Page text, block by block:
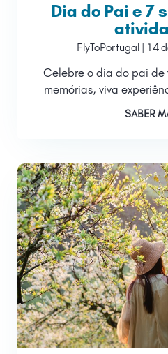
Dia do Pai e 7
FlyToPortugal 14
Celebre o dia do pai de
memórias, viva
SABER